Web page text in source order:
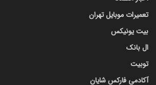
تعمیرات موبایل تهران
بیت یونیکس
ال بانک
توبیت
آکادمی فارکس شایان